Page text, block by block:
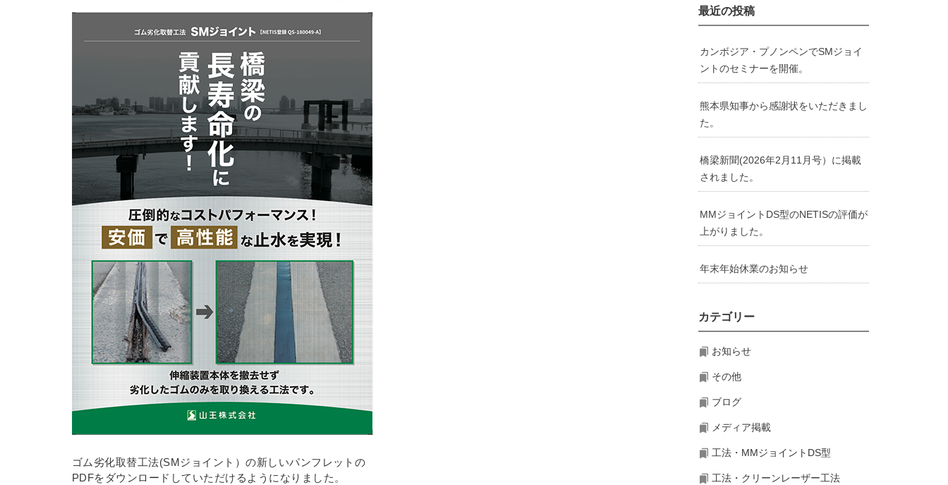
ゴム劣化取替工法(SMジョイント）の新しいパンフレットの
PDFをダウンロードしていただけるようになりました。
最近の投稿
カンボジア・プノンペンでSMジョイ
ントのセミナーを開催。
熊本県知事から感謝状をいただきまし
た。
橋梁新聞(2026年2月11月号）に掲載
されました。
MMジョイントDS型のNETISの評価が
上がりました。
年末年始休業のお知らせ
カテゴリー
お知らせ
その他
ブログ
メディア掲載
工法・MMジョイントDS型
工法・クリーンレーザー工法